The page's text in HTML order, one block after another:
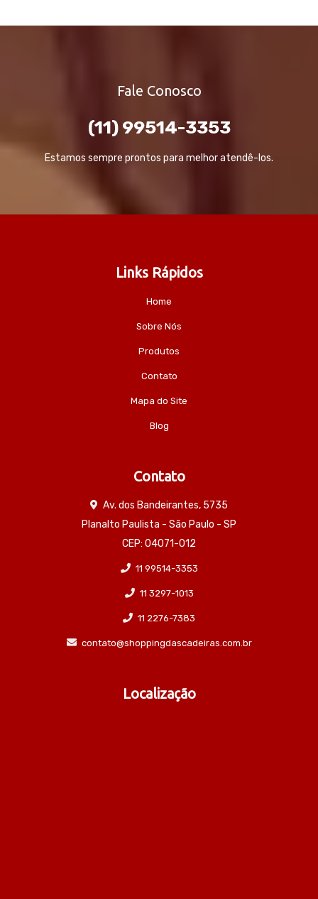
Fale Conosco
(11) 99514-3353
Estamos sempre prontos para melhor atendê-los.
Links Rápidos
Home
Sobre Nós
Produtos
Contato
Mapa do Site
Blog
Contato
Av. dos Bandeirantes, 5735
Planalto Paulista - São Paulo - SP
CEP: 04071-012
11 99514-3353
11 3297-1013
11 2276-7383
contato@shoppingdascadeiras.com.br
Localização